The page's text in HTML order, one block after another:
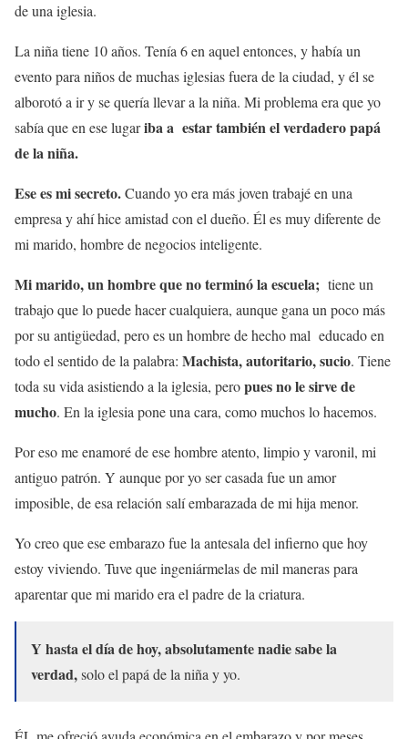
de una iglesia.
La niña tiene 10 años. Tenía 6 en aquel entonces, y había un
evento para niños de muchas iglesias fuera de la ciudad, y él se
alborotó a ir y se quería llevar a la niña. Mi problema era que yo
sabía que en ese lugariba a estar también el verdadero papá
de la niña.
Ese es mi secreto.Cuando yo era más joven trabajé en una
empresa y ahí hice amistad con el dueño. Él es muy diferente de
mi marido, hombre de negocios inteligente.
Mi marido, un hombre que no terminó la escuela; tiene un
trabajo que lo puede hacer cualquiera, aunque gana un poco más
por su antigüedad, pero es un hombre de hecho mal educado en
todo el sentido de la palabra: Machista, autoritario, sucio. Tiene
toda su vida asistiendo a la iglesia, peropues no le sirve de
mucho. En la iglesia pone una cara, como muchos lo hacemos.
Por eso me enamoré de ese hombre atento, limpio y varonil, mi
antiguo patrón. Y aunque por yo ser casada fue un amor
imposible, de esa relación salí embarazada de mi hija menor.
Yo creo que ese embarazo fue la antesala del infierno que hoy
estoy viviendo. Tuve que ingeniármelas de mil maneras para
aparentar que mi marido era el padre de la criatura.
Y hasta el día de hoy, absolutamente nadie sabe la
verdad,solo el papá de la niña y yo.